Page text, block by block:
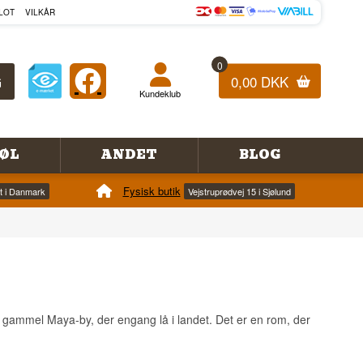
VILKÅR
0
0,00 DKK
Kundeklub
ØL ANDET BLOG
i Danmark Fysisk butik Vejstruprødvej 15 i Sjølund
Maya-by, der engang lå i landet. Det er en rom, der